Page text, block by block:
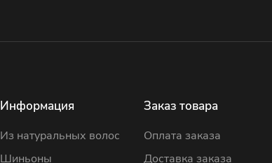
Информация
Из натуральных волос
Шиньоны
Заказ товара
Оплата заказа
Доставка заказа